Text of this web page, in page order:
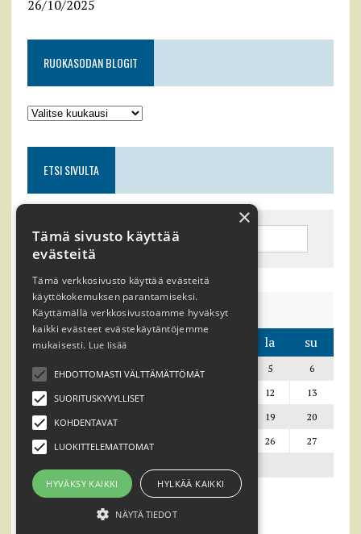
26/10/2025
RUOKASODAN BLOGIT
ETSI SIVULTA
toukokuu 2018
ma
ti la su
1 2 3 5
6
7
8 9 12
13
14
15 19
20
21
22 23 26
27
« maalis syys »
×
Tämä sivusto käyttää
evästeitä
Tämä verkkosivusto käyttää evästeitä
käyttökokemuksen parantamiseksi.
Käyttämällä verkkosivustoamme hyväksyt
kaikki evästeet evästekäytäntöjemme
mukaisesti. Lue lisää
EHDOTTOMASTI VÄLTTÄMÄTTÖMÄT
SUORITUSKYVYLLISET
KOHDENTAVAT
LUOKITTELEMATTOMAT
HYVÄKSY KAIKKI HYLKÄÄ KAIKKI
NÄYTÄ TIEDOT